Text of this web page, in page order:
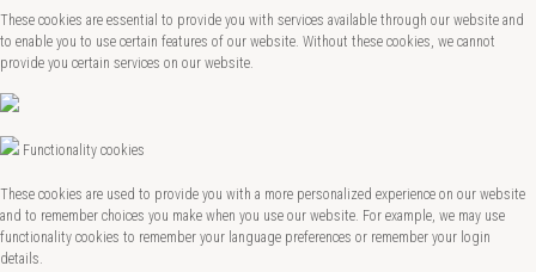
These cookies are essential to provide you with services available through our website and
to enable you to use certain features of our website. Without these cookies, we cannot
provide you certain services on our website.
Functionality cookies
These cookies are used to provide you with a more personalized experience on our website
and to remember choices you make when you use our website. For example, we may use
functionality cookies to remember your language preferences or remember your login
details.